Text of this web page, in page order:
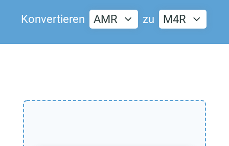
Konvertieren AMR zu M4R